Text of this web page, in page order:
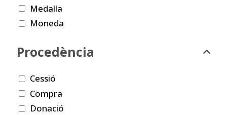
Medalla
Moneda
Procedència
Cessió
Compra
Donació